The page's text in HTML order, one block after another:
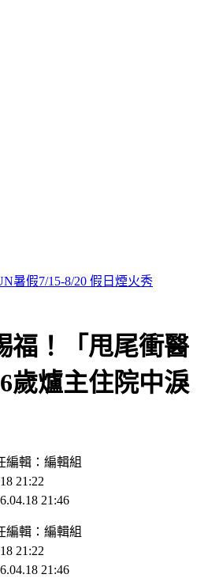
雨特報 這地區「下到發紅」
福！「甩尾衝醫
爐主住院中淚
編輯：編輯組
21:22
21:46
編輯 ： 編輯組
21:22
21:46